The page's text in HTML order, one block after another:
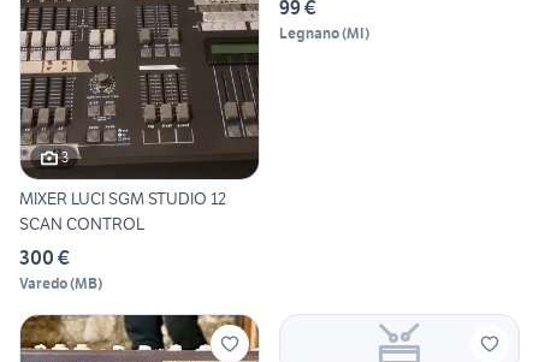
3
MIXER LUCI SGM STUDIO 12
SCAN CONTROL
300 €
Varedo(MB)
99 €
Legnano(MI)